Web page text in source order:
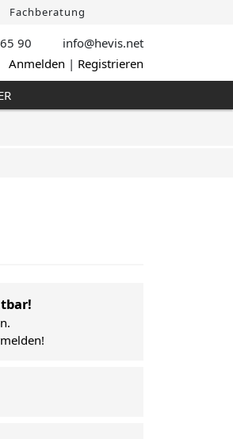
Fachberatung
90 info@hevis.net
Anmelden | Registrieren